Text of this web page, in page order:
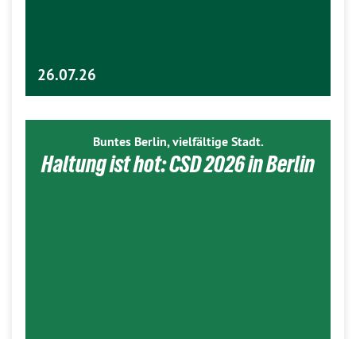
26.07.26
Buntes Berlin, vielfältige Stadt.
Haltung ist hot: CSD 2026 in Berlin